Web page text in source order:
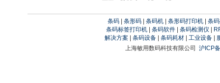
条码 条形码 条码机 条形码打印机
条
条码标签打印机| 条码软件| 条码检测仪
解决方案
条码设备 条码耗材 工业设备
上海敏用数码科技有限公司 沪ICP